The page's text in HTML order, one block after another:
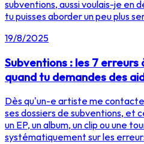
subventions, aussi voulais-je en
tu puisses aborder un peu plus
19/8/2025
Subventions : les 7
quand tu demandes des
Dès qu'un-e artiste me
ses dossiers de subventions, et
un EP, un album, un clip ou une
systématiquement sur les